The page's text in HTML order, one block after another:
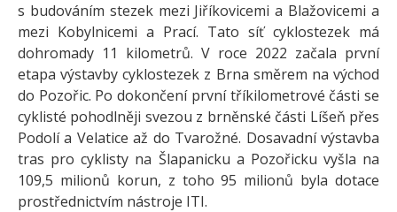
s budováním stezek mezi Jiříkovicemi a Blažovicemi a
mezi Kobylnicemi a Prací. Tato síť cyklostezek má
dohromady 11 kilometrů. V roce 2022 začala první
etapa výstavby cyklostezek z Brna směrem na východ
do Pozořic. Po dokončení první tříkilometrové části se
cyklisté pohodlněji svezou z brněnské části Líšeň přes
Podolí a Velatice až do Tvarožné. Dosavadní výstavba
tras pro cyklisty na Šlapanicku a Pozořicku vyšla na
109,5 milionů korun, z toho 95 milionů byla dotace
prostřednictvím nástroje ITI.